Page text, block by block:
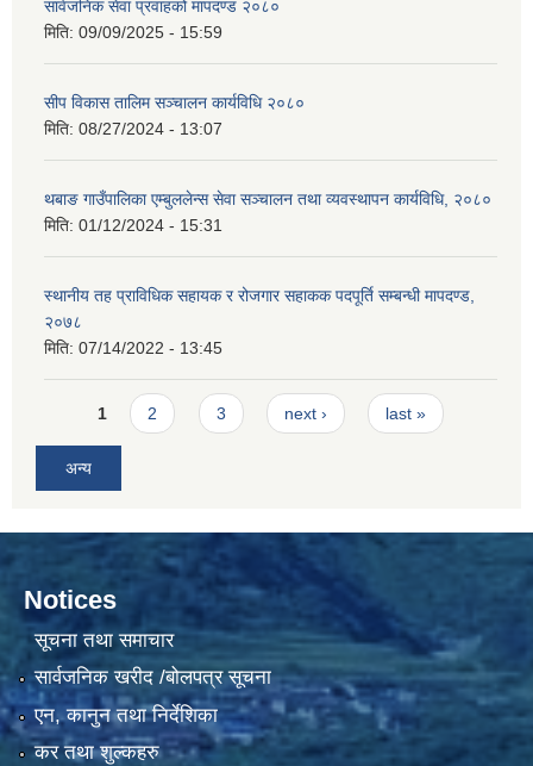
सार्वजनिक सेवा प्रवाहको मापदण्ड २०८०
मिति: 09/09/2025 - 15:59
सीप विकास तालिम सञ्चालन कार्यविधि २०८०
मिति: 08/27/2024 - 13:07
थबाङ गाउँपालिका एम्बुललेन्स सेवा सञ्चालन तथा व्यवस्थापन कार्यविधि, २०८०
मिति: 01/12/2024 - 15:31
स्थानीय तह प्राविधिक सहायक र रोजगार सहाकक पदपूर्ति सम्बन्धी मापदण्ड,
२०७८
मिति: 07/14/2022 - 13:45
Pages
1 2 3 next › last »
अन्य
Notices
सूचना तथा समाचार
सार्वजनिक खरीद /बोलपत्र सूचना
एन, कानुन तथा निर्देशिका
कर तथा शुल्कहरु